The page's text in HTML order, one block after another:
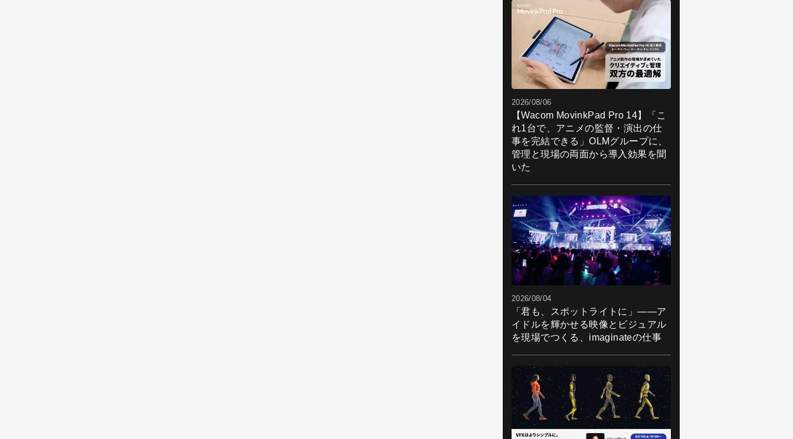
2026/08/06
【Wacom MovinkPad Pro 14】「こ
れ1台で、アニメの監督・演出の仕
事を完結できる」OLMグループに、
管理と現場の両面から導入効果を聞
いた
2026/08/04
「君も、スポットライトに」――ア
イドルを輝かせる映像とビジュアル
を現場でつくる、imaginateの仕事